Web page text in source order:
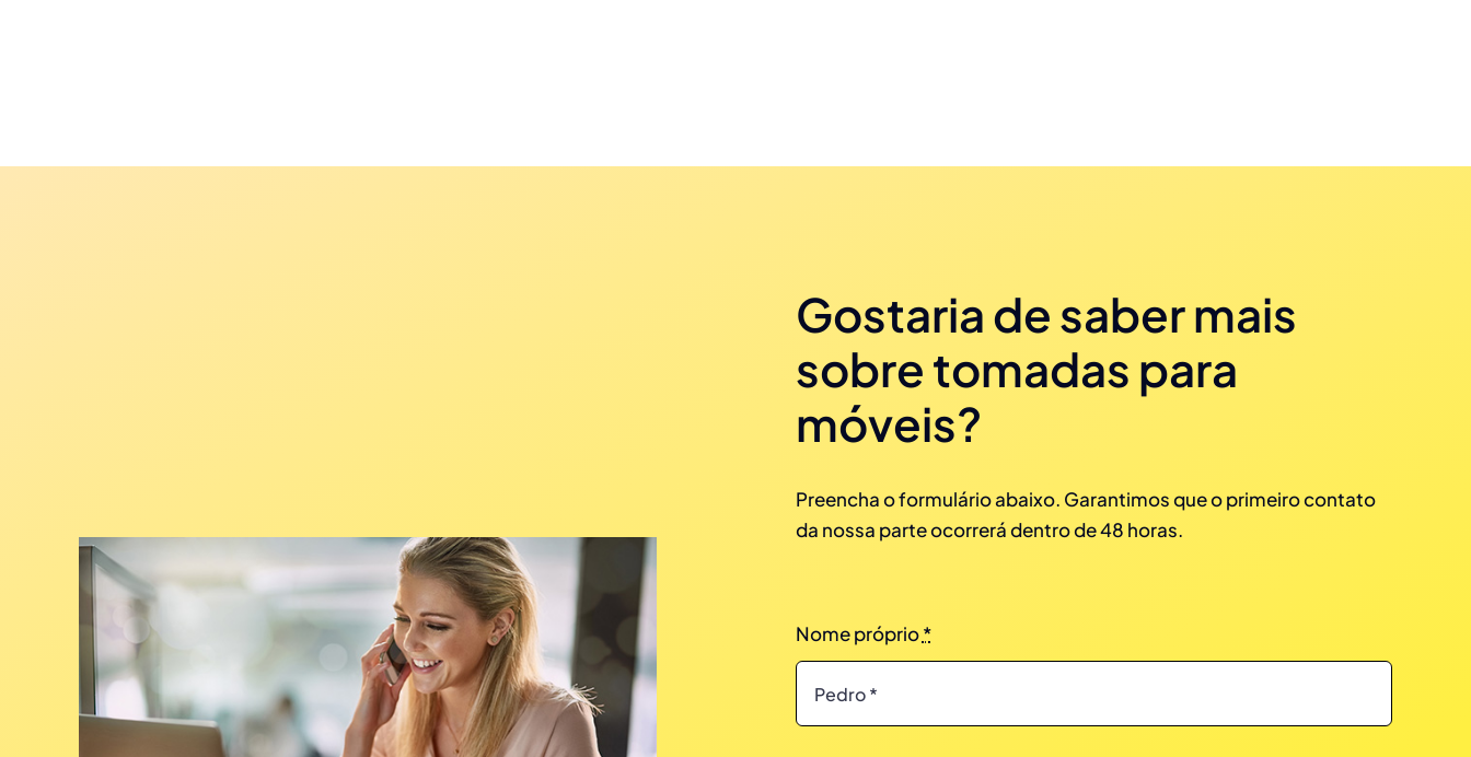
Gostaria de saber mais
sobre tomadas para
móveis?
Preencha o formulário abaixo. Garantimos que o primeiro contato
da nossa parte ocorrerá dentro de 48 horas.
Nome próprio*